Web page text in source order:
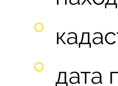
дата